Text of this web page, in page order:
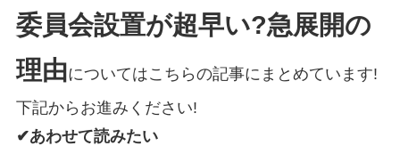
委員会設置が超早い?急展開の
理由についてはこちらの記事にまとめています!
下記からお進みください!
✔あわせて読みたい